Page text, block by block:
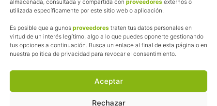
almacenada, consultada y compartida con proveedores externos o
utilizada específicamente por este sitio web o aplicación.
Es posible que algunos proveedores traten tus datos personales en
virtud de un interés legítimo, algo a lo que puedes oponerte gestionando
tus opciones a continuación. Busca un enlace al final de esta página o en
nuestra política de privacidad para revocar el consentimiento.
Aceptar
Rechazar
La web de Pedalesyzapatillas utiliza programas de afiliación.
¿Qué significa esto?
Cuando recomiendo algún producto, pongo enlaces a tiendas
online que utilizo y, por cada compra que realizas, me llevo
una comisión sin que a ti te cueste más dinero.
Esas comisiones me permiten seguir manteniendo esta web,
las inscripciones a muchas de las marchas para después
Siempre escribo sobre productos y tiendas que he probado